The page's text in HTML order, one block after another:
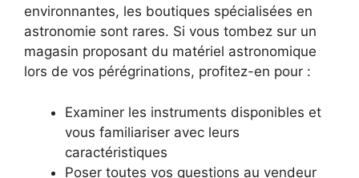
environnantes, les boutiques spécialisées en
astronomie sont rares. Si vous tombez sur un
magasin proposant du matériel astronomique
lors de vos pérégrinations, profitez-en pour :
Examiner les instruments disponibles et
vous familiariser avec leurs
caractéristiques
Poser toutes vos questions au vendeur